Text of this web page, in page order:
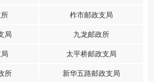
柞市邮政支局
局 九龙邮政所
太平桥邮政支局
所 新华五路邮政支局